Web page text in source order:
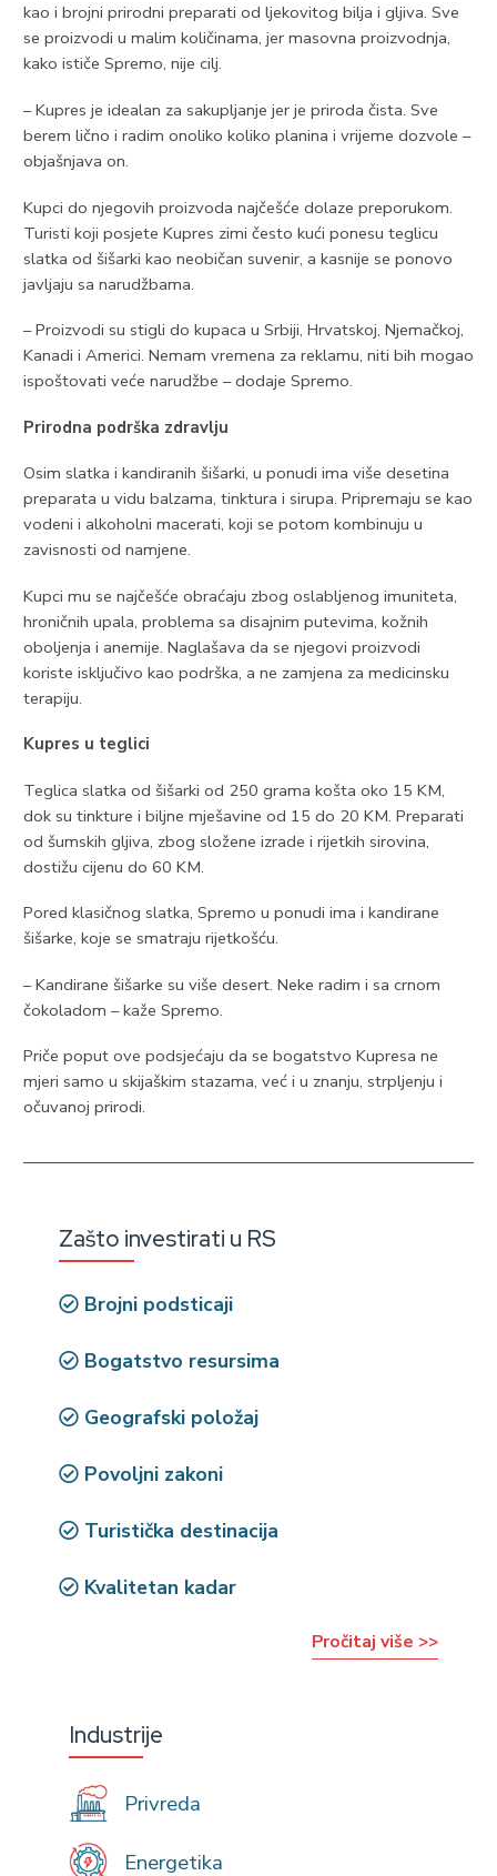
kao i brojni prirodni preparati od ljekovitog bilja i gljiva. Sve
se proizvodi u malim količinama, jer masovna proizvodnja,
kako ističe Spremo, nije cilj.
– Kupres je idealan za sakupljanje jer je priroda čista. Sve
berem lično i radim onoliko koliko planina i vrijeme dozvole –
objašnjava on.
Kupci do njegovih proizvoda najčešće dolaze preporukom.
Turisti koji posjete Kupres zimi često kući ponesu teglicu
slatka od šišarki kao neobičan suvenir, a kasnije se ponovo
javljaju sa narudžbama.
– Proizvodi su stigli do kupaca u Srbiji, Hrvatskoj, Njemačkoj,
Kanadi i Americi. Nemam vremena za reklamu, niti bih mogao
ispoštovati veće narudžbe – dodaje Spremo.
Prirodna podrška zdravlju
Osim slatka i kandiranih šišarki, u ponudi ima više desetina
preparata u vidu balzama, tinktura i sirupa. Pripremaju se kao
vodeni i alkoholni macerati, koji se potom kombinuju u
zavisnosti od namjene.
Kupci mu se najčešće obraćaju zbog oslabljenog imuniteta,
hroničnih upala, problema sa disajnim putevima, kožnih
oboljenja i anemije. Naglašava da se njegovi proizvodi
koriste isključivo kao podrška, a ne zamjena za medicinsku
terapiju.
Kupres u teglici
Teglica slatka od šišarki od 250 grama košta oko 15 KM,
dok su tinkture i biljne mješavine od 15 do 20 KM. Preparati
od šumskih gljiva, zbog složene izrade i rijetkih sirovina,
dostižu cijenu do 60 KM.
Pored klasičnog slatka, Spremo u ponudi ima i kandirane
šišarke, koje se smatraju rijetkošću.
– Kandirane šišarke su više desert. Neke radim i sa crnom
čokoladom – kaže Spremo.
Priče poput ove podsjećaju da se bogatstvo Kupresa ne
mjeri samo u skijaškim stazama, već i u znanju, strpljenju i
očuvanoj prirodi.
Zašto investirati u RS
Brojni podsticaji
Bogatstvo resursima
Geografski položaj
Povoljni zakoni
Turistička destinacija
Kvalitetan kadar
Pročitaj više >>
Industrije
Privreda
Energetika